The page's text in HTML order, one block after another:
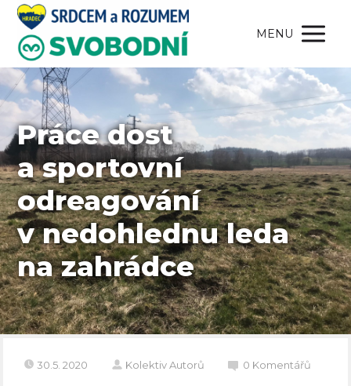
MENU
Práce dost
a sportovní
odreagování
v nedohlednu leda
na zahrádce
30.5. 2020 Kolektiv Autorů 0 Komentářů